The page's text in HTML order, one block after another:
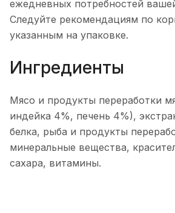
ежедневных потребностей
Следуйте рекомендациям по
указанным на упаковке.
Ингредиенты
Мясо и продукты переработки
индейка 4%, печень 4%),
белка, рыба и продукты
минеральные вещества,
сахара, витамины.